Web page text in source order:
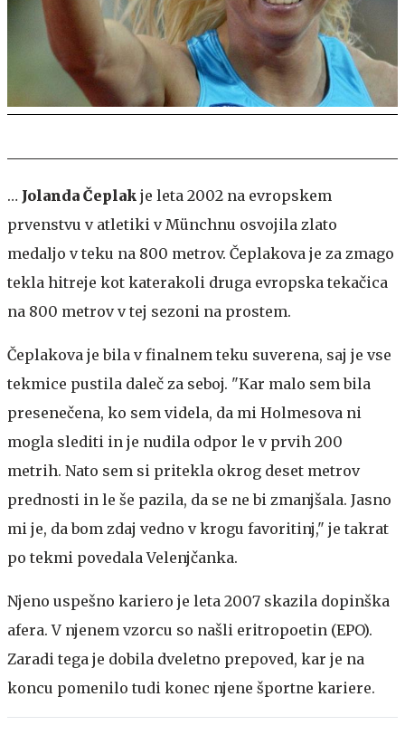
… Jolanda Čeplak je leta 2002 na evropskem
prvenstvu v atletiki v Münchnu osvojila zlato
medaljo v teku na 800 metrov. Čeplakova je za zmago
tekla hitreje kot katerakoli druga evropska tekačica
na 800 metrov v tej sezoni na prostem.
Čeplakova je bila v finalnem teku suverena, saj je vse
tekmice pustila daleč za seboj. "Kar malo sem bila
presenečena, ko sem videla, da mi Holmesova ni
mogla slediti in je nudila odpor le v prvih 200
metrih. Nato sem si pritekla okrog deset metrov
prednosti in le še pazila, da se ne bi zmanjšala. Jasno
mi je, da bom zdaj vedno v krogu favoritinj," je takrat
po tekmi povedala Velenjčanka.
Njeno uspešno kariero je leta 2007 skazila dopinška
afera. V njenem vzorcu so našli eritropoetin (EPO).
Zaradi tega je dobila dveletno prepoved, kar je na
koncu pomenilo tudi konec njene športne kariere.